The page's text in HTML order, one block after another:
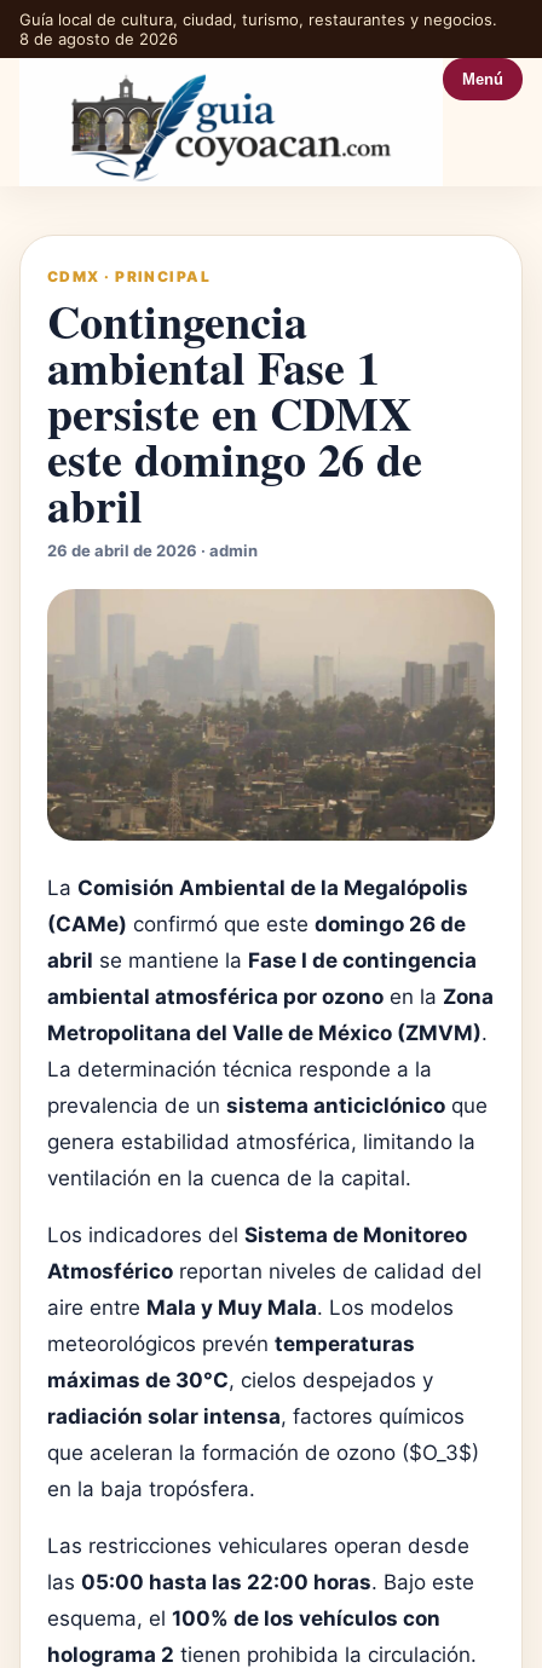
Guía local de cultura, ciudad, turismo, restaurantes y negocios.
8 de agosto de 2026
Menú
CDMX ·PRINCIPAL
Contingencia
ambiental Fase 1
persiste en CDMX
este domingo 26 de
abril
26 de abril de 2026 · admin
La Comisión Ambiental de la Megalópolis
(CAMe) confirmó que este domingo 26 de
abril se mantiene la Fase I de contingencia
ambiental atmosférica por ozono en la Zona
Metropolitana del Valle de México (ZMVM).
La determinación técnica responde a la
prevalencia de un sistema anticiclónico que
genera estabilidad atmosférica, limitando la
ventilación en la cuenca de la capital.
Los indicadores del Sistema de Monitoreo
Atmosférico reportan niveles de calidad del
aire entre Mala y Muy Mala. Los modelos
meteorológicos prevén temperaturas
máximas de 30°C, cielos despejados y
radiación solar intensa, factores químicos
que aceleran la formación de ozono ($O_3$)
en la baja tropósfera.
Las restricciones vehiculares operan desde
las 05:00 hasta las 22:00 horas. Bajo este
esquema, el 100% de los vehículos con
holograma 2 tienen prohibida la circulación.